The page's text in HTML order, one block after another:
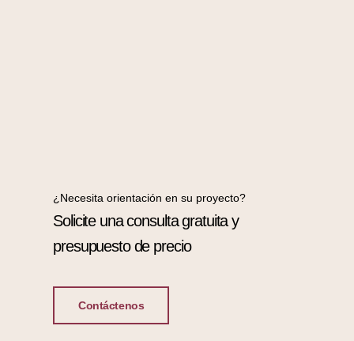
¿Necesita orientación en su proyecto?
Solicite una consulta gratuita y
presupuesto de precio
Contáctenos